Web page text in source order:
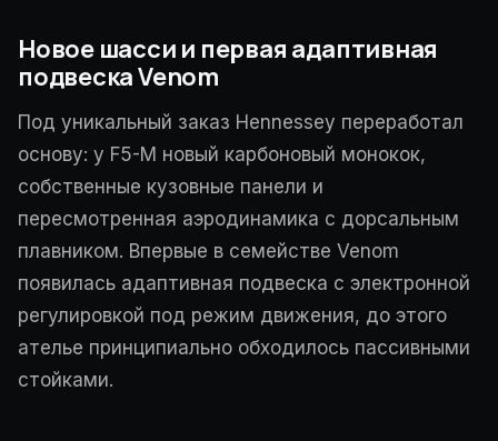
Новое шасси и первая адаптивная
подвеска Venom
Под уникальный заказ Hennessey переработал
основу: у F5-M новый карбоновый монокок,
собственные кузовные панели и
пересмотренная аэродинамика с дорсальным
плавником. Впервые в семействе Venom
появилась адаптивная подвеска с электронной
регулировкой под режим движения, до этого
ателье принципиально обходилось пассивными
стойками.